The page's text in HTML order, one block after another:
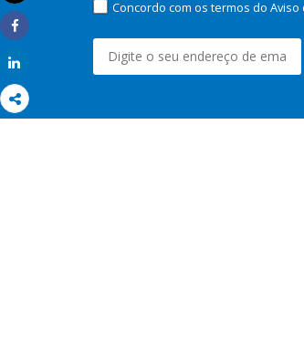
Imprimir
Share
Concordo com os termos do